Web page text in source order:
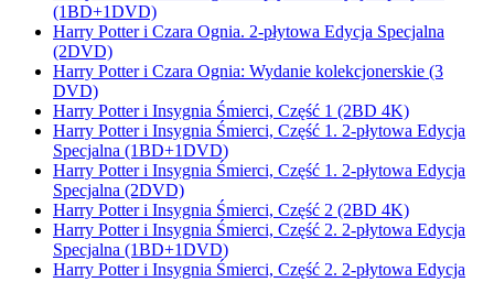
(1BD+1DVD)
Harry Potter i Czara Ognia. 2-płytowa Edycja Specjalna
(2DVD)
Harry Potter i Czara Ognia: Wydanie kolekcjonerskie (3
DVD)
Harry Potter i Insygnia Śmierci, Część 1 (2BD 4K)
Harry Potter i Insygnia Śmierci, Część 1. 2-płytowa Edycja
Specjalna (1BD+1DVD)
Harry Potter i Insygnia Śmierci, Część 1. 2-płytowa Edycja
Specjalna (2DVD)
Harry Potter i Insygnia Śmierci, Część 2 (2BD 4K)
Harry Potter i Insygnia Śmierci, Część 2. 2-płytowa Edycja
Specjalna (1BD+1DVD)
Harry Potter i Insygnia Śmierci, Część 2. 2-płytowa Edycja